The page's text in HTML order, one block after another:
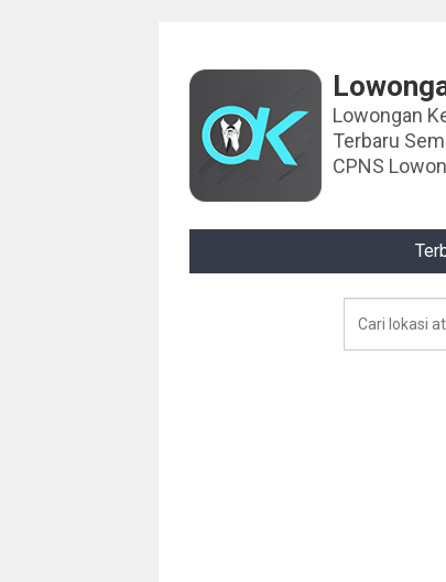
Lowongan Kerja Tahun 2024
Terbaru
CPNS